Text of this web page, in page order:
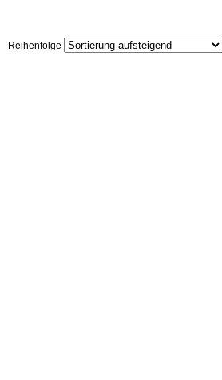
Reihenfolge